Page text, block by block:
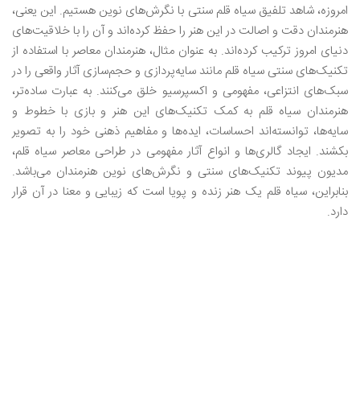
امروزه، شاهد تلفیق سیاه قلم سنتی با نگرش‌های نوین هستیم. این یعنی،
هنرمندان دقت و اصالت در این هنر را حفظ کرده‌اند و آن را با خلاقیت‌های
دنیای امروز ترکیب کرده‌اند. به عنوان مثال، هنرمندان معاصر با استفاده از
تکنیک‌های سنتی سیاه قلم مانند سایه‌پردازی و حجم‌سازی آثار واقعی را در
سبک‌های انتزاعی، مفهومی و اکسپرسیو خلق می‌کنند. به عبارت ساده‌تر،
هنرمندان سیاه قلم به کمک تکنیک‌های این هنر و بازی با خطوط و
سایه‌ها، توانسته‌اند احساسات، ایده‌ها و مفاهیم ذهنی خود را به تصویر
بکشند. ایجاد گالری‌ها و انواع آثار مفهومی در طراحی معاصر سیاه قلم،
مدیون پیوند تکنیک‌های سنتی و نگرش‌های نوین هنرمندان می‌باشد.
بنابراین، سیاه قلم یک هنر زنده و پویا است که زیبایی و معنا در آن قرار
دارد.